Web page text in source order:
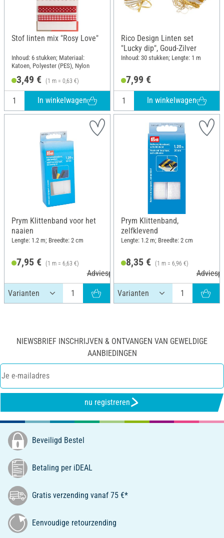
Stof linten mix "Rosy Love"
Inhoud: 6 stukken; Materiaal:
Katoen, Polyester (PES), Nylon
3,49 € (1 m = 0,63 €)
In winkelwagen
Rico Design Linten set
"Lucky dip", Goud-Zilver
Inhoud: 30 stukken; Lengte: 1 m
7,99 €
In winkelwagen
Prym Klittenband voor het
naaien
Lengte: 1.2 m; Breedte: 2 cm
7,95 € (1 m = 6,63 €)
Adviesprijs 8,70 €
Prym Klittenband,
zelfklevend
Lengte: 1.2 m; Breedte: 2 cm
8,35 € (1 m = 6,96 €)
NIEWSBRIEF INSCHRIJVEN & ONTVANGEN VAN GEWELDIGE
AANBIEDINGEN
nu registreren
Beveiligd Bestel
Betaling per iDEAL
Gratis verzending vanaf 75 €*
Eenvoudige retourzending